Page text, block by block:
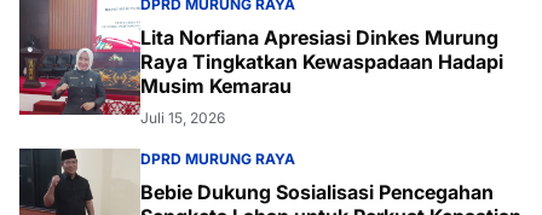
DPRD MURUNG RAYA
Lita Norfiana Apresiasi Dinkes Murung
Raya Tingkatkan Kewaspadaan Hadapi
Musim Kemarau
Juli 15, 2026
DPRD MURUNG RAYA
Bebie Dukung Sosialisasi Pencegahan